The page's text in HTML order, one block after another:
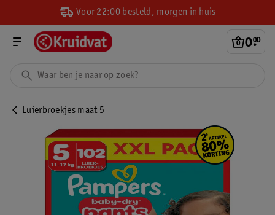
Voor 22:00 besteld, morgen in huis
0.
00
Luierbroekjes maat 5